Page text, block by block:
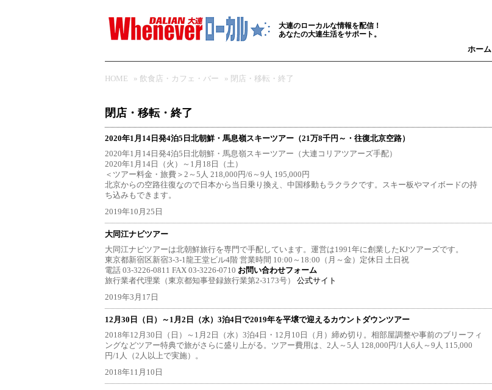
大連のローカルな情報を配信！
あなたの大連生活をサポート。
ホーム
HOME » 飲食店・カフェ・バー » 閉店・移転・終了
閉店・移転・終了
2020年1月14日発4泊5日北朝鮮・馬息嶺スキーツアー（21万8千円～・往復北京空路）
2020年1月14日発4泊5日北朝鮮・馬息嶺スキーツアー（大連コリアツアーズ手配）
2020年1月14日（火）～1月18日（土）
＜ツアー料金・旅費＞2～5人 218,000円/6～9人 195,000円
北京からの空路往復なので日本から当日乗り換え、中国移動もラクラクです。スキー板やマイボードの持
ち込みもできます。
2019年10月25日
大同江ナビツアー
大同江ナビツアーは北朝鮮旅行を専門で手配しています。運営は1991年に創業したKJツアーズです。
東京都新宿区新宿3-3-1龍王堂ビル4階 営業時間 10:00～18:00（月～金）定休日 土日祝
電話 03-3226-0811 FAX 03-3226-0710 お問い合わせフォーム
旅行業者代理業（東京都知事登録旅行業第2-3173号） 公式サイト
2019年3月17日
12月30日（日）～1月2日（水）3泊4日で2019年を平壌で迎えるカウントダウンツアー
2018年12月30日（日）～1月2日（水）3泊4日・12月10日（月）締め切り。相部屋調整や事前のブリーフィ
ングなどツアー特典で旅がさらに盛り上がる。ツアー費用は、2人～5人 128,000円/1人6人～9人 115,000
円/1人（2人以上で実施）。
2018年11月10日